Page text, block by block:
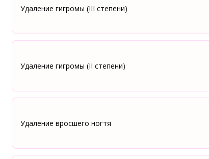
Удаление гигромы (III степени)
Удаление гигромы (II степени)
Удаление вросшего ногтя